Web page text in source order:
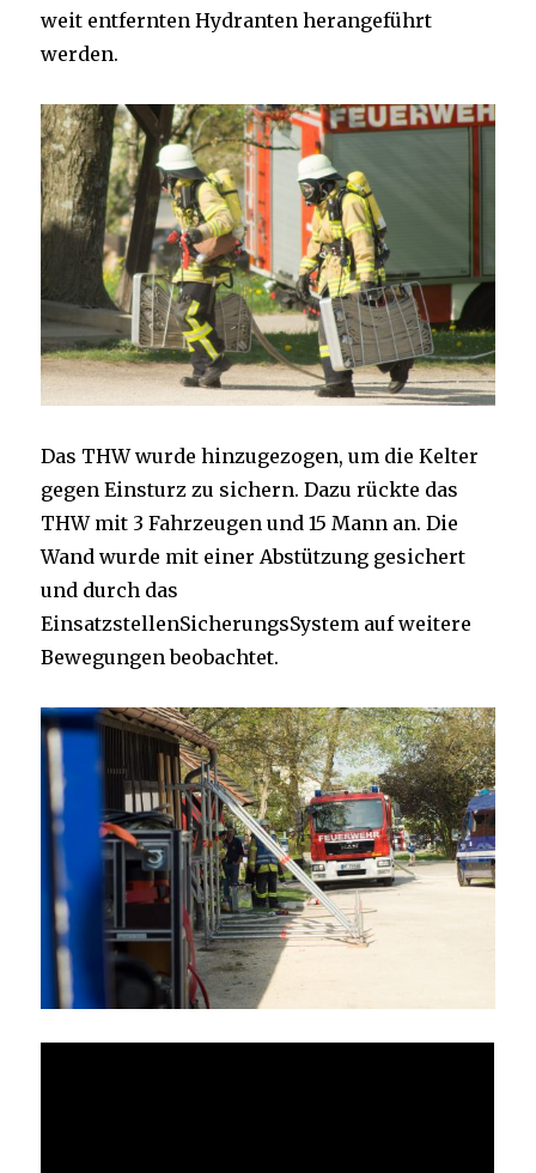
weit entfernten Hydranten herangeführt
werden.
Das THW wurde hinzugezogen, um die Kelter
gegen Einsturz zu sichern. Dazu rückte das
THW mit 3 Fahrzeugen und 15 Mann an. Die
Wand wurde mit einer Abstützung gesichert
und durch das
EinsatzstellenSicherungsSystem auf weitere
Bewegungen beobachtet.